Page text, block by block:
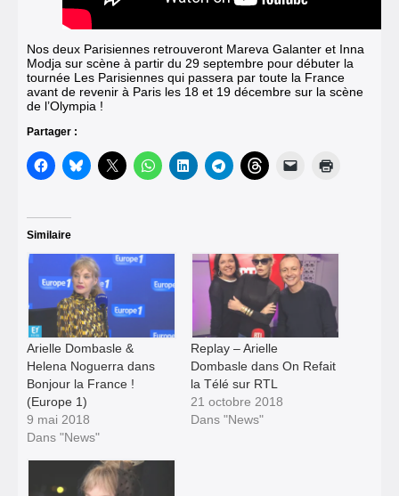
Nos deux Parisiennes retrouveront Mareva Galanter et Inna
Modja sur scène à partir du 29 septembre pour débuter la
tournée Les Parisiennes qui passera par toute la France
avant de revenir à Paris les 18 et 19 décembre sur la scène
de l’Olympia !
Partager :
Similaire
Arielle Dombasle &
Helena Noguerra dans
Bonjour la France !
(Europe 1)
9 mai 2018
Dans "News"
Replay – Arielle
Dombasle dans On Refait
la Télé sur RTL
21 octobre 2018
Dans "News"